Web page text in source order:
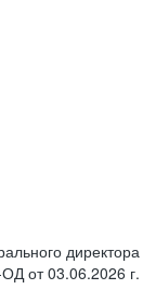
директора
от 03.06.2026 г.